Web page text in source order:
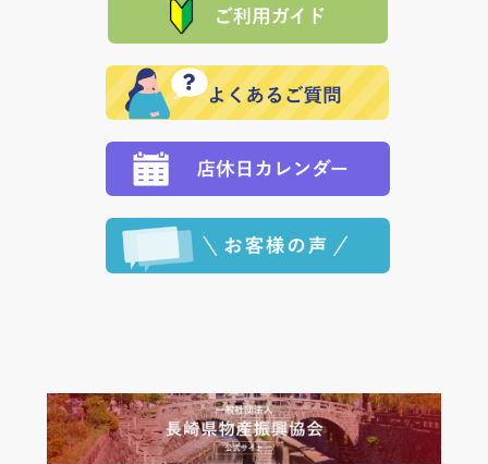
れの生産メーカーからお客様の元へ直送いたしますの
で、 それぞれ個別に送料が必要になります。
その際は誠に申し訳ありませんが、当協会までご注文
願いいたします。
定された場合は、準備出来次第の便にてお送りいたし
ます。 （到着日指定をされている場合は、ご指定の日
程に合わせてお届けいたします。）